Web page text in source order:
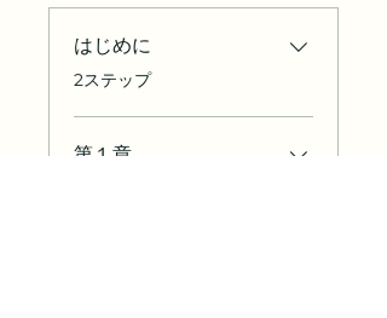
はじめに
.2ステップ
第１章